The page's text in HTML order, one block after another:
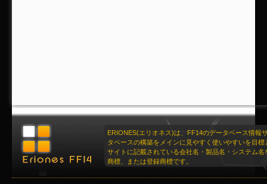
ERIONES(エリオネス)は、FF14のデータベース情報
タベースの構築をメインに見やすく使いやすいを目標
サイトに記載されている会社名・製品名・システム名
商標、または登録商標です。